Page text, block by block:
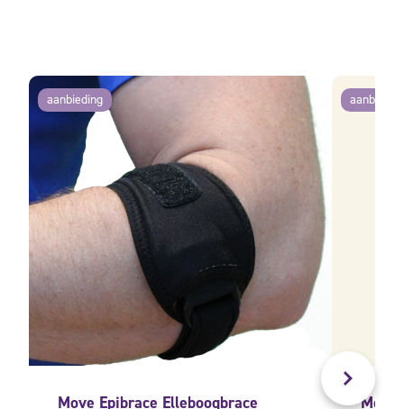
aanbieding
Move Epibrace Elleboogbrace Medi